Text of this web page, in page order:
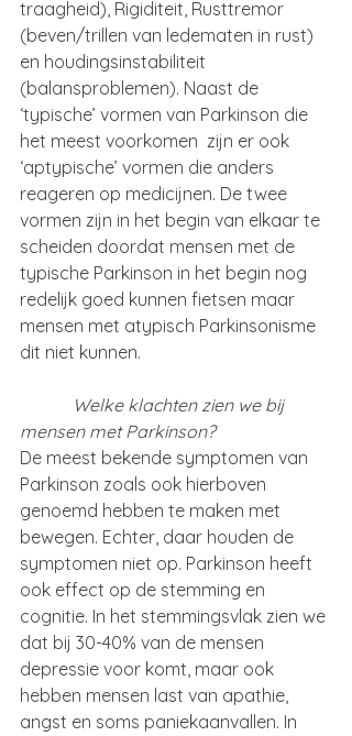
traagheid), Rigiditeit, Rusttremor
(beven/trillen van ledematen in rust)
en houdingsinstabiliteit
(balansproblemen). Naast de
‘typische’ vormen van Parkinson die
het meest voorkomen  zijn er ook
‘aptypische’ vormen die anders
reageren op medicijnen. De twee
vormen zijn in het begin van elkaar te
scheiden doordat mensen met de
typische Parkinson in het begin nog
redelijk goed kunnen fietsen maar
mensen met atypisch Parkinsonisme
dit niet kunnen.
Welke klachten zien we bij
mensen met Parkinson?
De meest bekende symptomen van
Parkinson zoals ook hierboven
genoemd hebben te maken met
bewegen. Echter, daar houden de
symptomen niet op. Parkinson heeft
ook effect op de stemming en
cognitie. In het stemmingsvlak zien we
dat bij 30-40% van de mensen
depressie voor komt, maar ook
hebben mensen last van apathie,
angst en soms paniekaanvallen. In